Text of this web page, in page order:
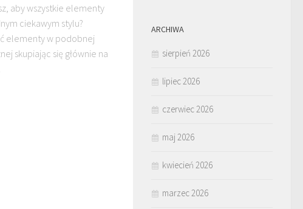
aby wszystkie elementy
ciekawym stylu?
elementy w podobnej
skupiając się głównie na
ARCHIWA
sierpień 2026
lipiec 2026
czerwiec 2026
maj 2026
kwiecień 2026
marzec 2026